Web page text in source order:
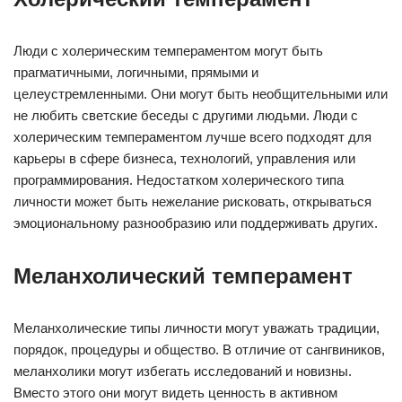
Люди с холерическим темпераментом могут быть
прагматичными, логичными, прямыми и
целеустремленными. Они могут быть необщительными или
не любить светские беседы с другими людьми. Люди с
холерическим темпераментом лучше всего подходят для
карьеры в сфере бизнеса, технологий, управления или
программирования. Недостатком холерического типа
личности может быть нежелание рисковать, открываться
эмоциональному разнообразию или поддерживать других.
Меланхолический темперамент
Меланхолические типы личности могут уважать традиции,
порядок, процедуры и общество. В отличие от сангвиников,
меланхолики могут избегать исследований и новизны.
Вместо этого они могут видеть ценность в активном